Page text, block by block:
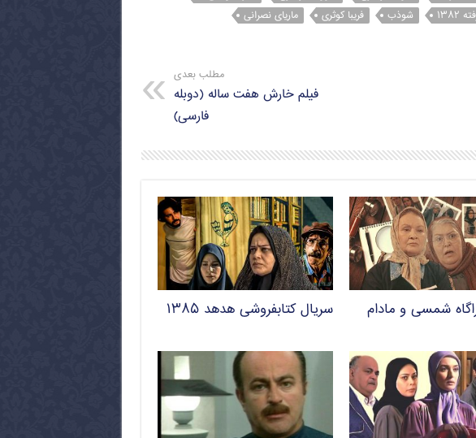
شوذب فریبا کوثری
ماریای نصرانی
مطلب بعدی
فیلم خارش هفت ساله (دوبله
فارسی)
شمسی و مادام
سریال کتابفروشی هدهد ۱۳۸۵